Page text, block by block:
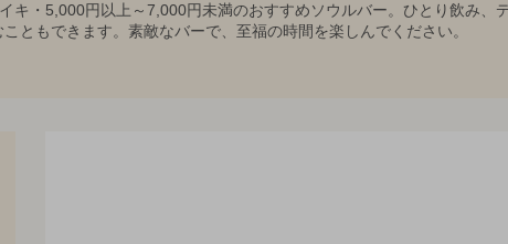
キ・5,000円以上～7,000円未満のおすすめソウルバー。ひとり飲み
ともできます。素敵なバーで、至福の時間を楽しんでください。